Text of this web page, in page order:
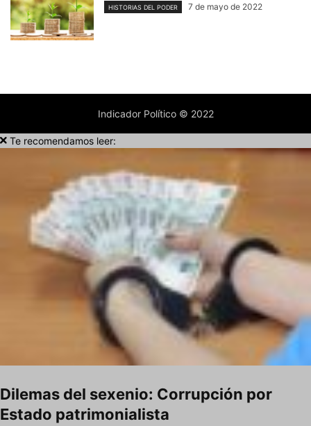
HISTORIAS DEL PODER 7 de mayo de 2022
Indicador Político © 2022
Te recomendamos leer:
Dilemas del sexenio: Corrupción por
Estado patrimonialista